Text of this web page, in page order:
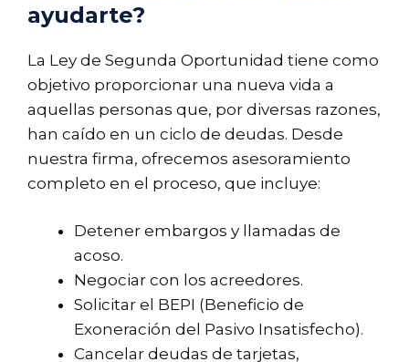
ayudarte?
La Ley de Segunda Oportunidad tiene como
objetivo proporcionar una nueva vida a
aquellas personas que, por diversas razones,
han caído en un ciclo de deudas. Desde
nuestra firma, ofrecemos asesoramiento
completo en el proceso, que incluye:
Detener embargos y llamadas de
acoso.
Negociar con los acreedores.
Solicitar el BEPI (Beneficio de
Exoneración del Pasivo Insatisfecho).
Cancelar deudas de tarjetas,